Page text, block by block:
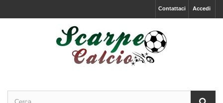
Accedi
Contattaci